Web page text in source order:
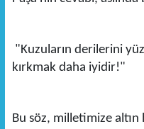
"Kuzuların derilerini
kırkmak daha iyidir!"
Bu söz, milletimize